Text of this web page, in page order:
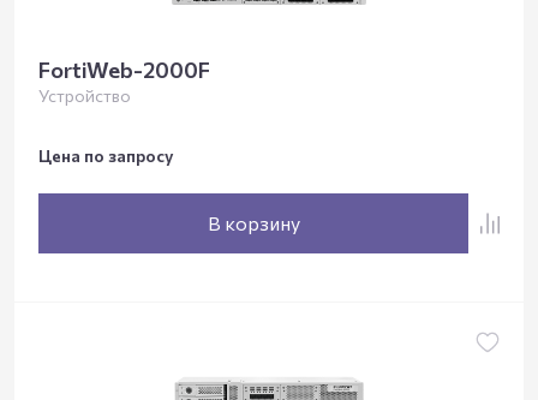
FortiWeb-2000F
Устройство
Цена по запросу
В корзину